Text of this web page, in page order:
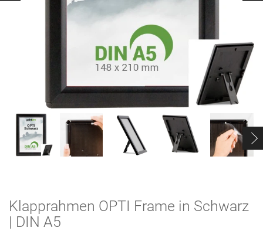
Klapprahmen OPTI Frame in Schwarz
| DIN A5